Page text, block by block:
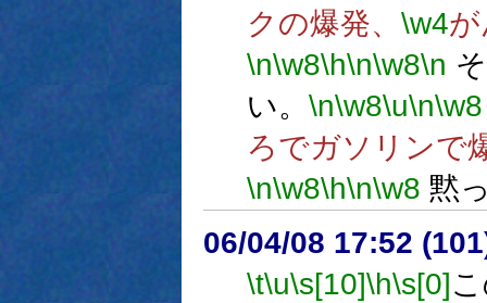
クの爆発、 \w4
\n\w8\h\n\w8\n
い。 \n\w8\u\n\w8
ろでガソリンで
\n\w8\h\n\w8 黙
06/04/08 17:52
\t\u\s[10]\h\s[0]